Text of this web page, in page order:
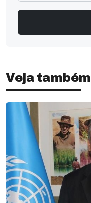
Veja também